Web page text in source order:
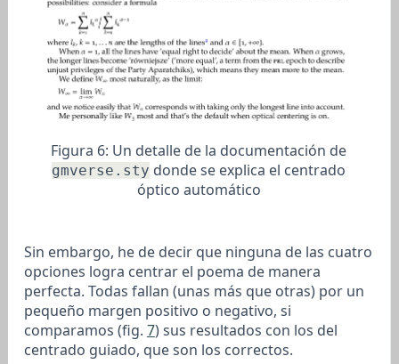
Figura 6: Un detalle de la documentación de
gmverse.sty donde se explica el centrado
óptico automático
Sin embargo, he de decir que ninguna de las cuatro
opciones logra centrar el poema de manera
perfecta. Todas fallan (unas más que otras) por un
pequeño margen positivo o negativo, si
comparamos (fig. 7) sus resultados con los del
centrado guiado, que son los correctos.